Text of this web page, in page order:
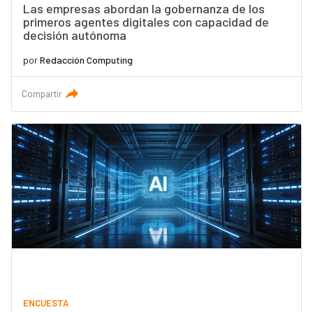
Las empresas abordan la gobernanza de los
primeros agentes digitales con capacidad de
decisión autónoma
porRedacción Computing
Compartir
ENCUESTA